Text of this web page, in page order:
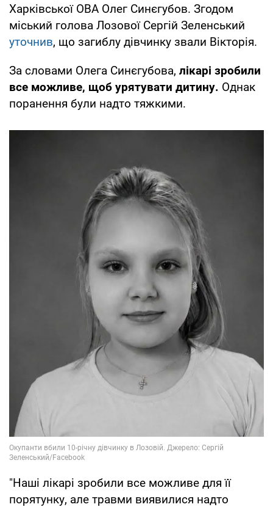
Харківської ОВА Олег Синєгубов. Згодом
міський голова Лозової Сергій Зеленський
уточнив, що загиблу дівчинку звали Вікторія.
За словами Олега Синєгубова, лікарі зробили
все можливе, щоб урятувати дитину. Однак
поранення були надто тяжкими.
"Наші лікарі зробили все можливе для її
порятунку, але травми виявилися надто